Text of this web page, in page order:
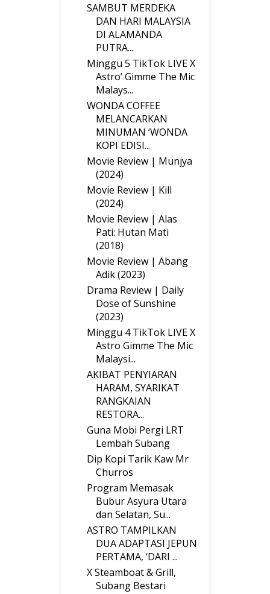
SAMBUT MERDEKA
DAN HARI MALAYSIA
DI ALAMANDA
PUTRA...
Minggu 5 TikTok LIVE X
Astro’ Gimme The Mic
Malays...
WONDA COFFEE
MELANCARKAN
MINUMAN ‘WONDA
KOPI EDISI...
Movie Review | Munjya
(2024)
Movie Review | Kill
(2024)
Movie Review | Alas
Pati: Hutan Mati
(2018)
Movie Review | Abang
Adik (2023)
Drama Review | Daily
Dose of Sunshine
(2023)
Minggu 4 TikTok LIVE X
Astro Gimme The Mic
Malaysi...
AKIBAT PENYIARAN
HARAM, SYARIKAT
RANGKAIAN
RESTORA...
Guna Mobi Pergi LRT
Lembah Subang
Dip Kopi Tarik Kaw Mr
Churros
Program Memasak
Bubur Asyura Utara
dan Selatan, Su...
ASTRO TAMPILKAN
DUA ADAPTASI JEPUN
PERTAMA, ‘DARI ...
X Steamboat & Grill,
Subang Bestari